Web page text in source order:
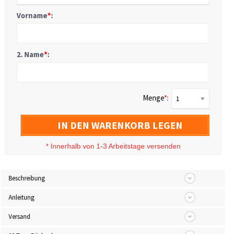
Vorname*:
2. Name*:
Menge*: 1
IN DEN WARENKORB LEGEN
* Innerhalb von 1-3 Arbeitstage versenden
Beschreibung
Anleitung
Versand